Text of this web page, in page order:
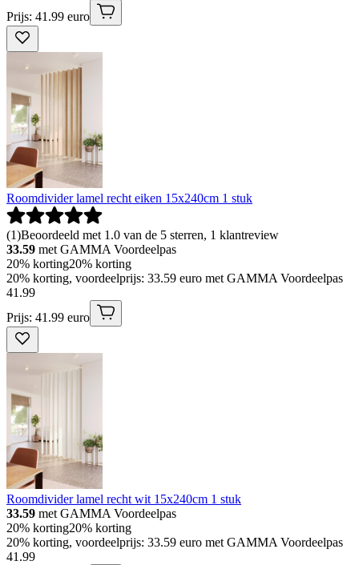
Prijs: 41.99 euro
Roomdivider lamel recht eiken 15x240cm 1 stuk
(1)Beoordeeld met 1.0 van de 5 sterren, 1 klantreview
33.59 met GAMMA Voordeelpas
20% korting20% korting
20% korting, voordeelprijs: 33.59 euro met GAMMA Voordeelpas
41 .99
Prijs: 41.99 euro
Roomdivider lamel recht wit 15x240cm 1 stuk
33.59 met GAMMA Voordeelpas
20% korting20% korting
20% korting, voordeelprijs: 33.59 euro met GAMMA Voordeelpas
41 .99